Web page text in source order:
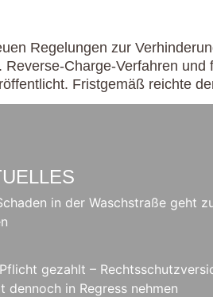
Regelungen zur
Charge-Verfahren
Fristgemäß reichte
in der Waschstraße geht
gezahlt –
dennoch in Regress nehmen